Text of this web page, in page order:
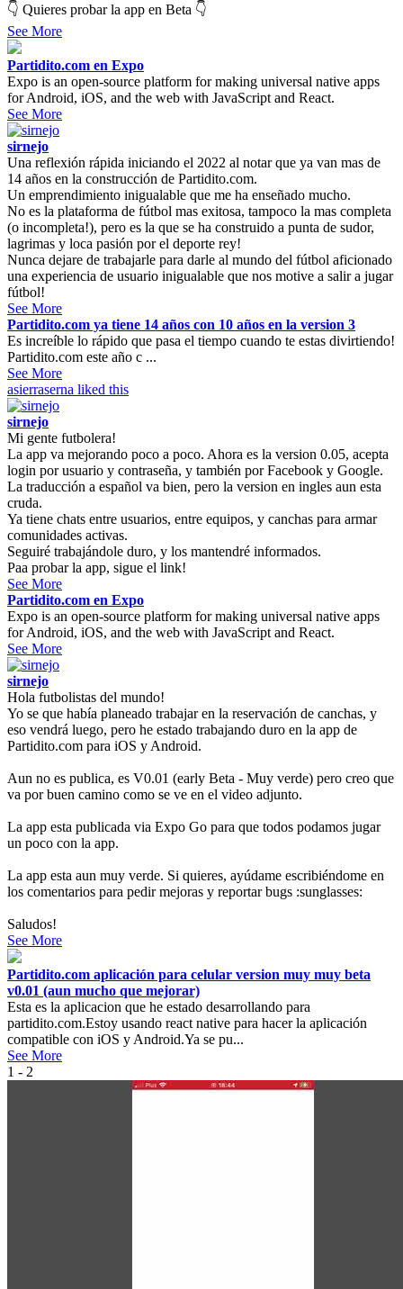
👇 Quieres probar la app en Beta 👇
See More
Partidito.com en Expo
Expo is an open-source platform for making universal native apps
for Android, iOS, and the web with JavaScript and React.
See More
sirnejo
Una reflexión rápida iniciando el 2022 al notar que ya van mas de
14 años en la construcción de Partidito.com.
Un emprendimiento inigualable que me ha enseñado mucho.
No es la plataforma de fútbol mas exitosa, tampoco la mas completa
(o incompleta!), pero es la que se ha construido a punta de sudor,
lagrimas y loca pasión por el deporte rey!
Nunca dejare de trabajarle para darle al mundo del fútbol aficionado
una experiencia de usuario inigualable que nos motive a salir a jugar
fútbol!
See More
Partidito.com ya tiene 14 años con 10 años en la version 3
Es increíble lo rápido que pasa el tiempo cuando te estas divirtiendo!
Partidito.com este año c ...
See More
asierraserna liked this
sirnejo
Mi gente futbolera!
La app va mejorando poco a poco. Ahora es la version 0.05, acepta
login por usuario y contraseña, y también por Facebook y Google.
La traducción a español va bien, pero la version en ingles aun esta
cruda.
Ya tiene chats entre usuarios, entre equipos, y canchas para armar
comunidades activas.
Seguiré trabajándole duro, y los mantendré informados.
Paa probar la app, sigue el link!
See More
Partidito.com en Expo
Expo is an open-source platform for making universal native apps
for Android, iOS, and the web with JavaScript and React.
See More
sirnejo
Hola futbolistas del mundo!
Yo se que había planeado trabajar en la reservación de canchas, y
eso vendrá luego, pero he estado trabajando duro en la app de
Partidito.com para iOS y Android.
Aun no es publica, es V0.01 (early Beta - Muy verde) pero creo que
va por buen camino como se ve en el video adjunto.
La app esta publicada via Expo Go para que todos podamos jugar
un poco con la app.
La app esta aun muy verde. Si quieres, ayúdame escribiéndome en
los comentarios para pedir mejoras y reportar bugs :sunglasses:
Saludos!
See More
Partidito.com aplicación para celular version muy muy beta
v0.01 (aun mucho que mejorar)
Esta es la aplicacion que he estado desarrollando para
partidito.com.Estoy usando react native para hacer la aplicación
compatible con iOS y Android.Ya se pu...
See More
1 - 2